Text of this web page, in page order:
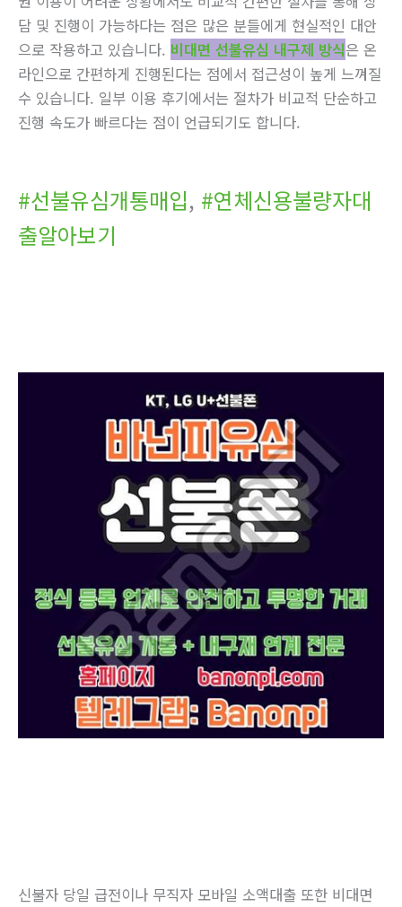
담 및 진행이 가능하다는 점은 많은 분들에게 현실적인 대안
으로 작용하고 있습니다. 비대면 선불유심 내구제 방식은 온
라인으로 간편하게 진행된다는 점에서 접근성이 높게 느껴질
수 있습니다. 일부 이용 후기에서는 절차가 비교적 단순하고
진행 속도가 빠르다는 점이 언급되기도 합니다.
#선불유심개통매입, #연체신용불량자대
출알아보기
신불자 당일 급전이나 무직자 모바일 소액대출 또한 비대면